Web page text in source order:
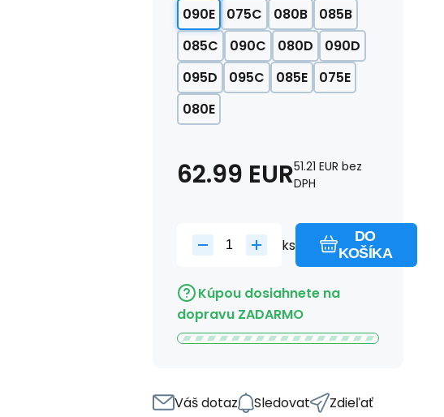
090E 075C 080B
085B
085C
090C 080D
090D
095D
095C 085E
075E
080E
62.99 EUR51.21 EUR bez
DPH
ks
DO
KOŠÍKA
Kúpou dosiahnete na
dopravu ZADARMO
Váš dotaz Sledovat Zdieľať